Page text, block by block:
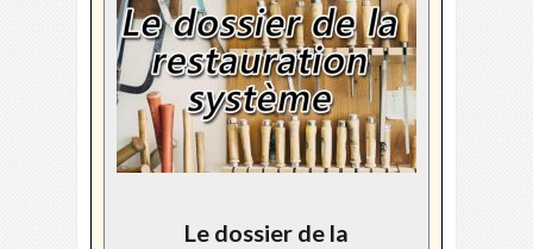
Le dossier de la